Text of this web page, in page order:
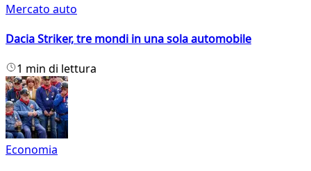
Mercato auto
Dacia Striker, tre mondi in una sola automobile
1 min di lettura
Economia